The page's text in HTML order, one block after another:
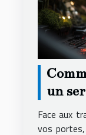
un
Face aux
vos